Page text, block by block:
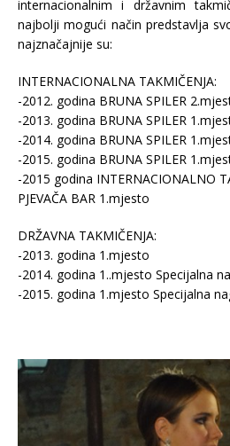
internacionalnim i državnim
najbolji mogući način predstavlja
najznačajnije su:
INTERNACIONALNA TAKMIČENJA:
-2012. godina BRUNA SPILER
-2013. godina BRUNA SPILER
-2014. godina BRUNA SPILER
-2015. godina BRUNA SPILER
-2015 godina INTERNACIONALNO
PJEVAČA BAR 1.mjesto
DRŽAVNA TAKMIČENJA:
-2013. godina 1.mjesto
-2014. godina 1..mjesto Specijalna
-2015. godina 1.mjesto Specijalna